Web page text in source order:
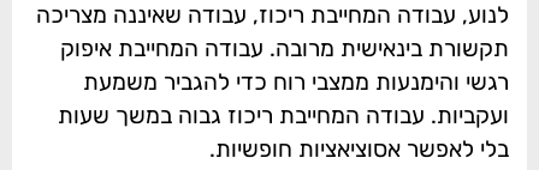
לנוע, עבודה המחייבת ריכוז, עבודה שאיננה מצריכה
תקשורת בינאישית מרובה. עבודה המחייבת איפוק
רגשי והימנעות ממצבי רוח כדי להגביר משמעת
ועקביות. עבודה המחייבת ריכוז גבוה במשך שעות
בלי לאפשר אסוציאציות חופשיות.